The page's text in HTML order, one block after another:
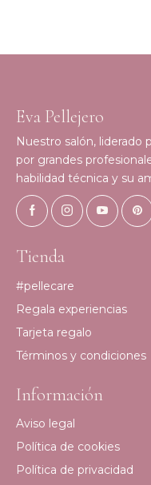
Eva Pellejero
Nuestro salón, liderado
por grandes
habilidad técnica y su
Tienda
#pellecare
Regala experiencias
Tarjeta regalo
Términos y condiciones
Información
Aviso legal
Política de cookies
Política de privacidad